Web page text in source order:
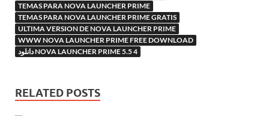
TEMAS PARA NOVA LAUNCHER PRIME
TEMAS PARA NOVA LAUNCHER PRIME GRATIS
ULTIMA VERSION DE NOVA LAUNCHER PRIME
WWW NOVA LAUNCHER PRIME FREE DOWNLOAD
دانلود NOVA LAUNCHER PRIME 5.5 4
RELATED POSTS